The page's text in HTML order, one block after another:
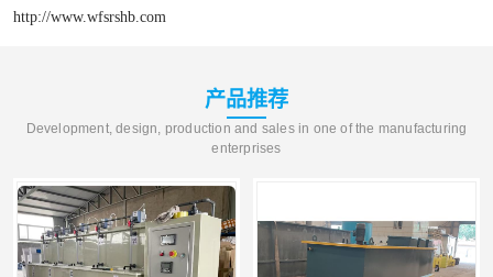
http://www.wfsrshb.com
产品推荐
Development, design, production and sales in one of the manufacturing
enterprises